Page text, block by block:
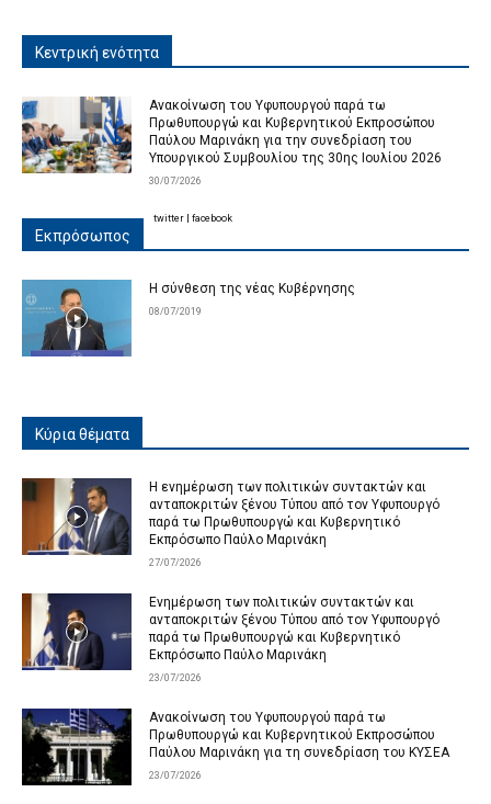
Κεντρική ενότητα
Ανακοίνωση του Υφυπουργού παρά τω
Πρωθυπουργώ και Κυβερνητικού Εκπροσώπου
Παύλου Μαρινάκη για την συνεδρίαση του
Υπουργικού Συμβουλίου της 30ης Ιουλίου 2026
30/07/2026
Εκπρόσωπος
Η σύνθεση της νέας Κυβέρνησης
08/07/2019
twitter facebook
Κύρια θέματα
Η ενημέρωση των πολιτικών συντακτών και
ανταποκριτών ξένου Τύπου από τον Υφυπουργό
παρά τω Πρωθυπουργώ και Κυβερνητικό
Εκπρόσωπο Παύλο Μαρινάκη
27/07/2026
Ενημέρωση των πολιτικών συντακτών και
ανταποκριτών ξένου Τύπου από τον Υφυπουργό
παρά τω Πρωθυπουργώ και Κυβερνητικό
Εκπρόσωπο Παύλο Μαρινάκη
23/07/2026
Ανακοίνωση του Υφυπουργού παρά τω
Πρωθυπουργώ και Κυβερνητικού Εκπροσώπου
Παύλου Μαρινάκη για τη συνεδρίαση του ΚΥΣΕΑ
23/07/2026